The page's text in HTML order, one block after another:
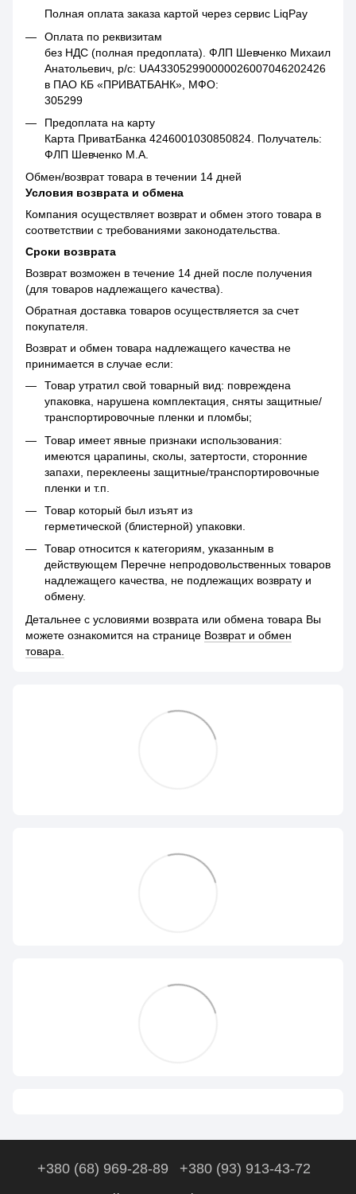
Полная оплата заказа картой через сервис LiqPay
Оплата по реквизитам
без НДС (полная предоплата). ФЛП Шевченко Михаил
Анатольевич, р/с: UA433052990000026007046202426
в ПАО КБ «ПРИВАТБАНК», МФО:
305299
Предоплата на карту
Карта ПриватБанка 4246001030850824. Получатель:
ФЛП Шевченко М.А.
Обмен/возврат товара в течении 14 дней
Условия возврата и обмена
Компания осуществляет возврат и обмен этого товара в
соответствии с требованиями законодательства.
Сроки возврата
Возврат возможен в течение 14 дней после получения
(для товаров надлежащего качества).
Обратная доставка товаров осуществляется за счет
покупателя.
Возврат и обмен товара надлежащего качества не
принимается в случае если:
Товар утратил свой товарный вид: повреждена
упаковка, нарушена комплектация, сняты защитные/
транспортировочные пленки и пломбы;
Товар имеет явные признаки использования:
имеются царапины, сколы, затертости, сторонние
запахи, переклеены защитные/транспортировочные
пленки и т.п.
Товар который был изъят из
герметической (блистерной) упаковки.
Товар относится к категориям, указанным в
действующем Перечне непродовольственных товаров
надлежащего качества, не подлежащих возврату и
обмену.
Детальнее с условиями возврата или обмена товара Вы
можете ознакомится на странице Возврат и обмен
товара.
+380 (68) 969-28-89 +380 (93) 913-43-72